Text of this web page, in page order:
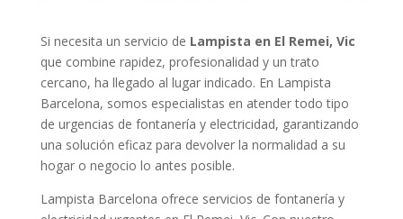
Si necesita un servicio de Lampista en El Remei, Vic
que combine rapidez, profesionalidad y un trato
cercano, ha llegado al lugar indicado. En Lampista
Barcelona, somos especialistas en atender todo tipo
de urgencias de fontanería y electricidad, garantizando
una solución eficaz para devolver la normalidad a su
hogar o negocio lo antes posible.
Lampista Barcelona ofrece servicios de fontanería y